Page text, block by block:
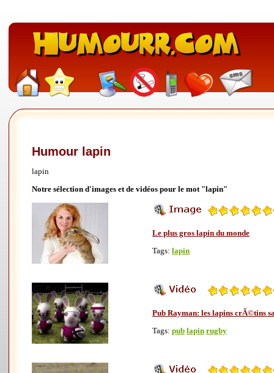
Humour lapin
lapin
Notre sélection d'images et de vidéos pour le mot "lapin"
Le plus gros lapin du monde
Tags: lapin
Pub Rayman: les lapins crÃ©tins
Tags: pub lapin rugby